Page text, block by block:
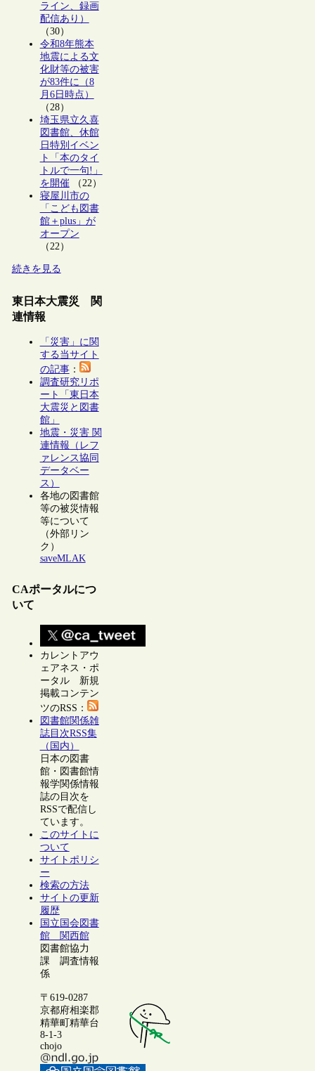
ライン、録画
配信あり）
（30）
令和8年熊本
地震による文
化財等の被害
が83件に（8
月6日時点）
（28）
埼玉県立久喜
図書館、休館
日特別イベン
ト「本のタイ
トルで一句!」
を開催（22）
寝屋川市の
「こども図書
館＋plus」が
オープン
（22）
続きを見る
東日本大震災 関
連情報
「災害」に関
する当サイト
の記事：
調査研究リポ
ート「東日本
大震災と図書
館」
地震・災害 関
連情報（レフ
ァレンス協同
データベー
ス）
各地の図書館
等の被災情報
等について
（外部リン
ク）
saveMLAK
CAポータルにつ
いて
カレントアウ
ェアネス・ポ
ータル 新規
掲載コンテン
ツのRSS：
図書館関係雑
誌目次RSS集
（国内）
日本の図書
館・図書館情
報学関係情報
誌の目次を
RSSで配信し
ています。
このサイトに
ついて
サイトポリシ
ー
検索の方法
サイトの更新
履歴
国立国会図書
館 関西館
図書館協力
課 調査情報
係
〒619-0287
京都府相楽郡
精華町精華台
8-1-3
chojo